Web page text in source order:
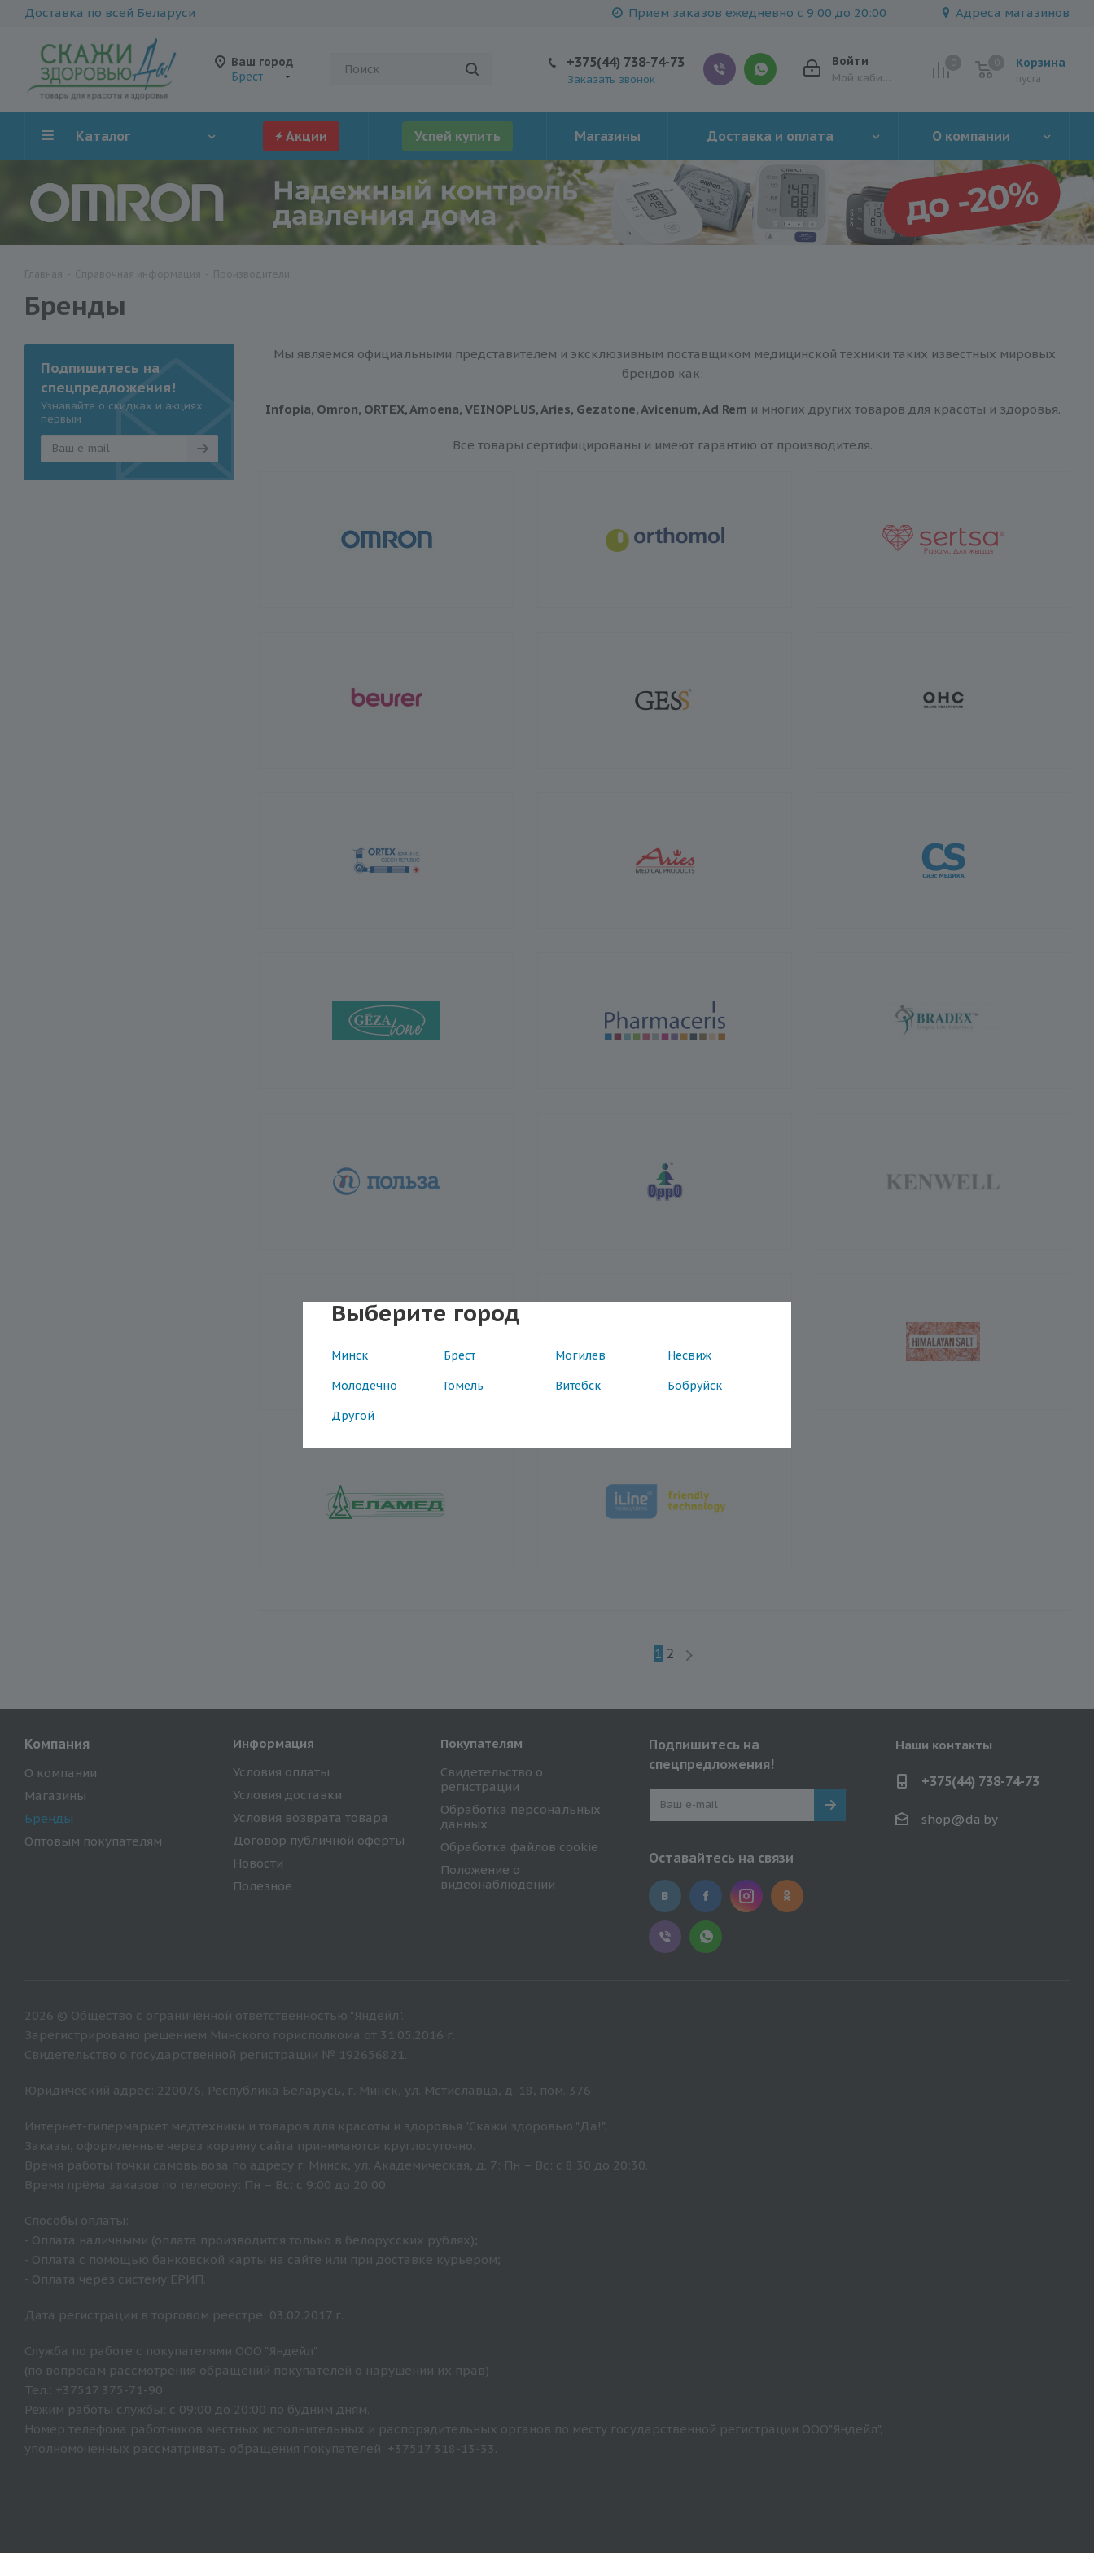
Выберите город
Минск Брест Могилев Несвиж
Молодечно Гомель Витебск Бобруйск
Другой
Доставка по всей Беларуси Прием заказов ежедневно с 9:00 до 20:00 Адреса магазинов
Ваш город
Брест
Корзина
пуста
Войти
Мой кабинет
+375(44) 738-74-73
Заказать звонок
Каталог Акции Успей купить Магазины Доставка и оплата О компании
Бренды
Мы являемся официальными представителем и эксклюзивным поставщиком медицинской техники таких известных мировых
брендов как:
Infopia, Omron, ORTEX, Amoena, VEINOPLUS, Aries, Gezatone, Avicenum, Ad Rem и многих других товаров для красоты и здоровья.
Все товары сертифицированы и имеют гарантию от производителя.
1 2
Подпишитесь на
спецпредложения!
Узнавайте о скидках и акциях
первым
Компания
О компании
Магазины
Бренды
Оптовым покупателям
Информация
Условия оплаты
Условия доставки
Условия возврата товара
Договор публичной оферты
Новости
Полезное
Покупателям
Свидетельство о
регистрации
Обработка персональных
данных
Обработка файлов cookie
Положение о
видеонаблюдении
Подпишитесь на
спецпредложения!
Оставайтесь на связи
Наши контакты
+375(44) 738-74-73
shop@da.by
2026 © Общество с ограниченной ответственностью "Яндейл".
Зарегистрировано решением Минского горисполкома от 31.05.2016 г.
Свидетельство о государственной регистрации № 192656821.
Юридический адрес: 220076, Республика Беларусь, г. Минск, ул. Мстиславца, д. 18, пом. 376
Интернет-гипермаркет медтехники и товаров для красоты и здоровья "Скажи здоровью "Да!".
Заказы, оформленные через корзину сайта принимаются круглосуточно.
Время работы точки самовывоза по адресу г. Минск, ул. Академическая, д. 7: Пн – Вс: с 8:30 до 20:30.
Время прёма заказов по телефону: Пн – Вс: с 9:00 до 20:00.
Способы оплаты:
- Оплата наличными (оплата производится только в белорусских рублях);
- Оплата с помощью банковской карты на сайте или при доставке курьером;
- Оплата через систему ЕРИП.
Дата регистрации в торговом реестре: 03.02.2017 г.
Служба по работе с покупателями ООО "Яндейл"
(по вопросам рассмотрения обращений покупателей о нарушении их прав)
Тел.: +37517 375-71-90
Режим работы службы: с 09:00 до 20:00 по будним дням.
Номер телефона работников местных исполнительных и распорядительных органов по месту государственной регистрации ООО"Яндейл",
уполномоченных рассматривать обращения покупателей: +37517 318-13-33.